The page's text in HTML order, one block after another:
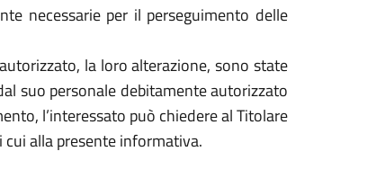
necessarie per il perseguimento delle
la loro alterazione, sono state
suo personale debitamente autorizzato
l’interessato può chiedere al Titolare
alla presente informativa.